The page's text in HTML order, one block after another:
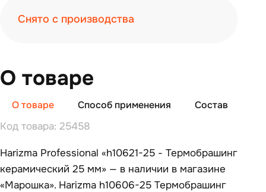
Снято с производства
О товаре
О товаре Способ применения Состав
Код товара: 25458
Harizma Professional «h10621-25 - Термобрашинг
керамический 25 мм» — в наличии в магазине
«Марошка». Harizma h10606-25 Термобрашинг